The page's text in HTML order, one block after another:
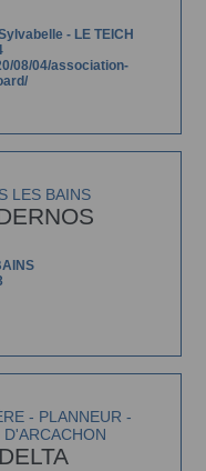
- LE TEICH
08/04/association-
LES BAINS
- PLANNEUR -